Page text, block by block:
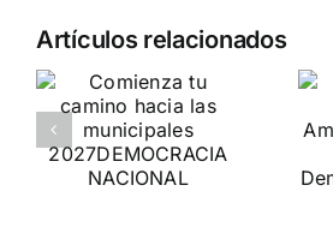
Artículos relacionados
Entrevista a
Jennifer
Amaro